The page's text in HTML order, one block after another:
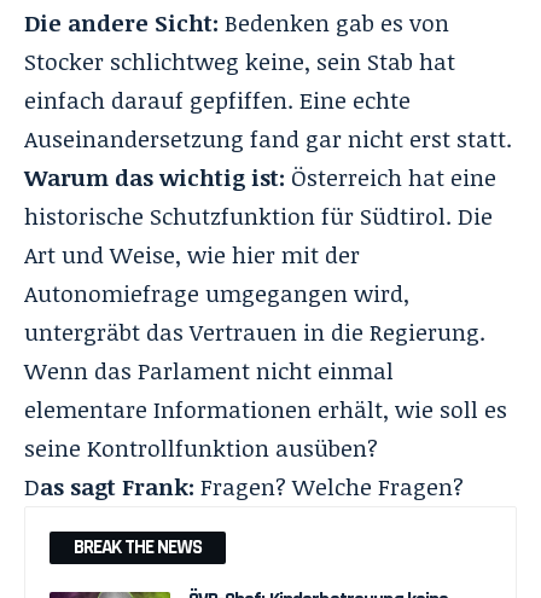
Die andere Sicht: Bedenken gab es von
Stocker schlichtweg keine, sein Stab hat
einfach darauf gepfiffen. Eine echte
Auseinandersetzung fand gar nicht erst statt.
Warum das wichtig ist: Österreich hat eine
historische Schutzfunktion für Südtirol. Die
Art und Weise, wie hier mit der
Autonomiefrage umgegangen wird,
untergräbt das Vertrauen in die Regierung.
Wenn das Parlament nicht einmal
elementare Informationen erhält, wie soll es
seine Kontrollfunktion ausüben?
Das sagt Frank: Fragen? Welche Fragen?
BREAK THE NEWS